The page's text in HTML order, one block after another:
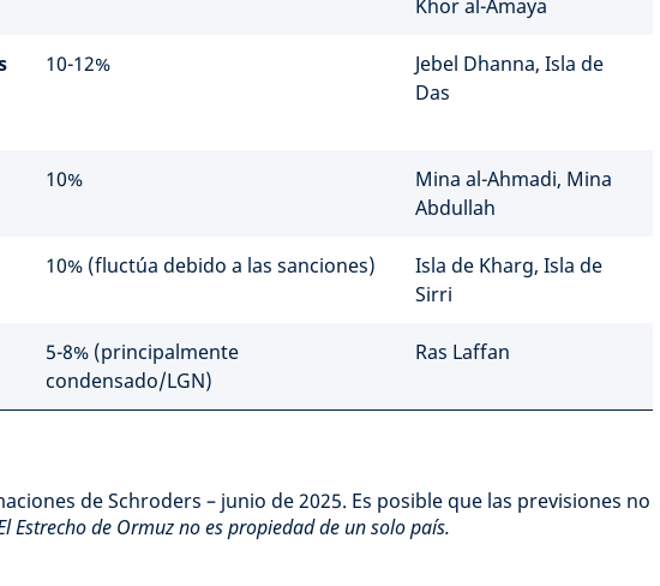
Khor al-Amaya
10-12%
Jebel Dhanna, Isla de
Das
10%
Mina al-Ahmadi, Mina
Abdullah
10% (fluctúa debido a las sanciones)
Isla de Kharg, Isla de
Sirri
5-8% (principalmente
condensado/LGN)
Ras Laffan
de Schroders – junio de 2025. Es posible que las previsiones no
Estrecho de Ormuz no es propiedad de un solo país.